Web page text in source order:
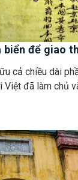
biển để giao
cả chiều dài
đã làm chủ